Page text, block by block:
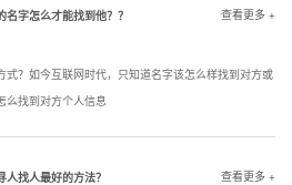
名字怎么才能找到他？？ 查看更多 +
式？如今互联网时代，只知道名字该怎么样找到对方或
么找到对方个人信息
人找人最好的方法？ 查看更多 +